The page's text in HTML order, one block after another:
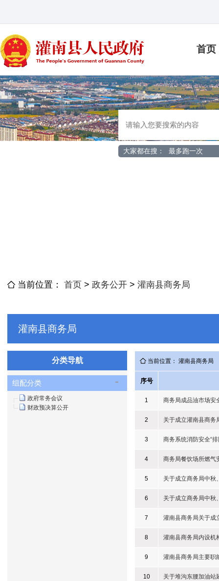
首页
大家都在搜： 最多跑一次
当前位置： 首页 > 政务公开 > 灌南县商务局
灌南县商务局
分类导航
组配分类
政府常务会议
财政预决算公开
当前位置： 灌南县商务局
序号
1 商务局成品油市场安
2 关于成立灌南县商务
3 商务系统消防安全“
4 商务局餐饮场所燃气
5 关于成立商务局中秋
6 关于成立商务局中秋
7 灌南县商务局关于成
8 灌南县商务局内设机
9 灌南县商务局主要职
10 关于堆沟东腰加油站